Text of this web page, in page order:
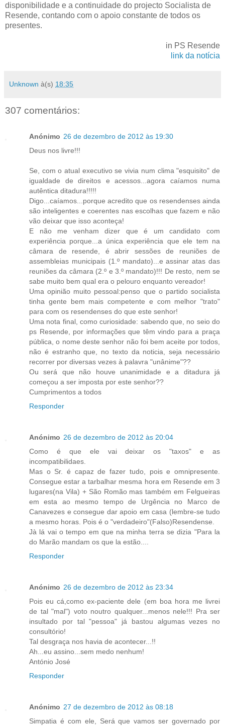
disponibilidade e a continuidade do projecto Socialista de
Resende, contando com o apoio constante de todos os
presentes.
in PS Resende
link da notícia
Unknown à(s) 18:35
307 comentários:
Anónimo 26 de dezembro de 2012 às 19:30
Deus nos livre!!!
Se, com o atual executivo se vivia num clima "esquisito" de
igualdade de direitos e acessos...agora caíamos numa
autêntica ditadura!!!!!
Digo...caíamos...porque acredito que os resendenses ainda
são inteligentes e coerentes nas escolhas que fazem e não
vão deixar que isso aconteça!
E não me venham dizer que é um candidato com
experiência porque...a única experiência que ele tem na
câmara de resende, é abrir sessões de reuniões de
assembleias municipais (1.º mandato)...e assinar atas das
reuniões da câmara (2.º e 3.º mandato)!!! De resto, nem se
sabe muito bem qual era o pelouro enquanto vereador!
Uma opinião muito pessoal:penso que o partido socialista
tinha gente bem mais competente e com melhor "trato"
para com os resendenses do que este senhor!
Uma nota final, como curiosidade: sabendo que, no seio do
ps Resende, por informações que têm vindo para a praça
pública, o nome deste senhor não foi bem aceite por todos,
não é estranho que, no texto da noticia, seja necessário
recorrer por diversas vezes à palavra "unânime"??
Ou será que não houve unanimidade e a ditadura já
começou a ser imposta por este senhor??
Cumprimentos a todos
Responder
Anónimo 26 de dezembro de 2012 às 20:04
Como é que ele vai deixar os "taxos" e as
incompatibilidaes.
Mas o Sr. é capaz de fazer tudo, pois e omnipresente.
Consegue estar a tarbalhar mesma hora em Resende em 3
lugares(na Vila) + São Romão mas também em Felgueiras
em esta ao mesmo tempo de Urgência no Marco de
Canavezes e consegue dar apoio em casa (lembre-se tudo
a mesmo horas. Pois é o "verdadeiro"(Falso)Resendense.
Jà lá vai o tempo em que na minha terra se dizia "Para la
do Marão mandam os que la estão....
Responder
Anónimo 26 de dezembro de 2012 às 23:34
Pois eu cá,como ex-paciente dele (em boa hora me livrei
de tal "mal") voto noutro qualquer...menos nele!!! Pra ser
insultado por tal "pessoa" já bastou algumas vezes no
consultório!
Tal desgraça nos havia de acontecer...!!
Ah...eu assino...sem medo nenhum!
António José
Responder
Anónimo 27 de dezembro de 2012 às 08:18
Simpatia é com ele, Será que vamos ser governado por